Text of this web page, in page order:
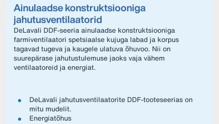
Ainulaadse konstruktsiooniga
jahutusventilaatorid
DeLavali DDF-seeria ainulaadse konstruktsiooniga
farmiventilaatori spetsiaalse kujuga labad ja korpus
tagavad tugeva ja kaugele ulatuva õhuvoo. Nii on
suurepärase jahutustulemuse jaoks vaja vähem
ventilaatoreid ja energiat.
DeLavali jahutusventilaatorite DDF-tooteseerias on
mitu mudelit.
Energiatõhus